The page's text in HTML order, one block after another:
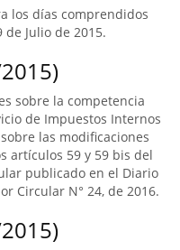
los días comprendidos
Julio de 2015.
sobre la competencia
de Impuestos Internos
las modificaciones
artículos 59 y 59 bis del
publicado en el Diario
Circular N° 24, de 2016.